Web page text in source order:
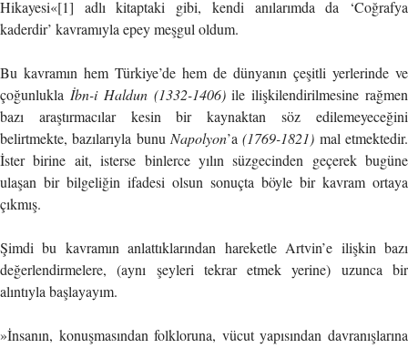
Hikayesi«[1] adlı kitaptaki gibi, kendi anılarımda da ‘Coğrafya
kaderdir’ kavramıyla epey meşgul oldum.
Bu kavramın hem Türkiye’de hem de dünyanın çeşitli yerlerinde ve
çoğunlukla İbn-i Haldun (1332-1406)ile ilişkilendirilmesine rağmen
bazı araştırmacılar kesin bir kaynaktan söz edilemeyeceğini
belirtmekte, bazılarıyla bunu Napolyon’a(1769-1821) mal etmektedir.
İster birine ait, isterse binlerce yılın süzgecinden geçerek bugüne
ulaşan bir bilgeliğin ifadesi olsun sonuçta böyle bir kavram ortaya
çıkmış.
Şimdi bu kavramın anlattıklarından hareketle Artvin’e ilişkin bazı
değerlendirmelere, (aynı şeyleri tekrar etmek yerine) uzunca bir
alıntıyla başlayayım.
»İnsanın, konuşmasından folkloruna, vücut yapısından davranışlarına